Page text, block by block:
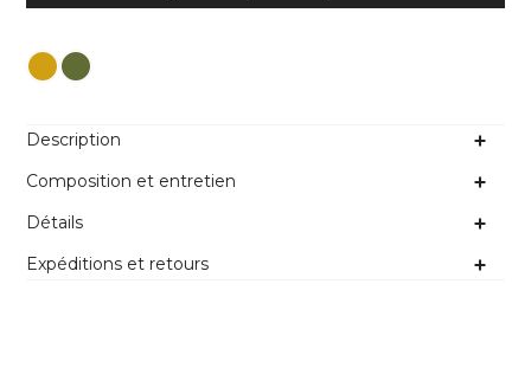
Couleur
Description
Composition et entretien
Détails
Expéditions et retours